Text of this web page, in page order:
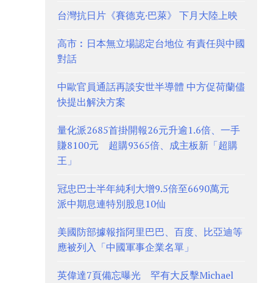
台灣抗日片《賽德克·巴萊》 下月大陸上映
高市︰日本無立場認定台地位 有責任與中國
對話
中歐官員通話再談安世半導體 中方促荷蘭儘
快提出解決方案
量化派2685首掛開報26元升逾1.6倍、一手
賺8100元 超購9365倍、成主板新「超購
王」
冠忠巴士半年純利大增9.5倍至6690萬元
派中期息連特別股息10仙
美國防部據報指阿里巴巴、百度、比亞迪等
應被列入「中國軍事企業名單」
英偉達7頁備忘曝光 罕有大反擊Michael